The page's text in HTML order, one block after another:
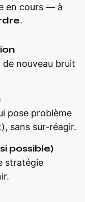
en cours — à
.
nouveau bruit
pose problème
sans sur-réagir.
possible)
stratégie